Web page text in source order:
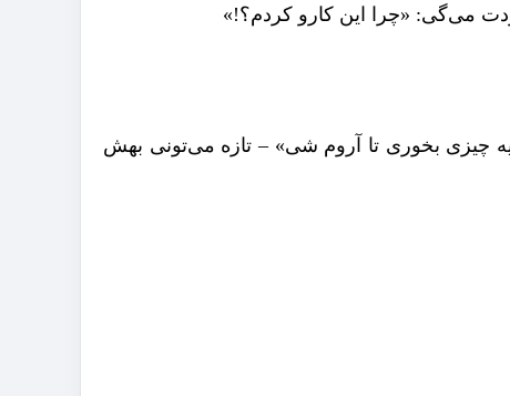
«چرا این کارو کردم؟!»
چیزی بخوری تا آروم شی» – تازه می‌تونی بهش